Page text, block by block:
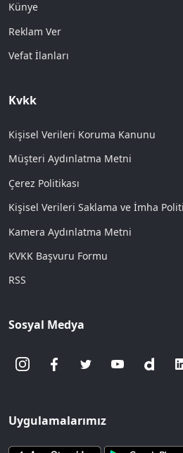
Künye
Reklam Ver
Vefat İlanları
Kvkk
Kişisel Verileri Koruma Kanunu
Müşteri Aydınlatma Metni
Çerez Politikası
Kişisel Verileri Saklama ve İmha
Kamera Aydınlatma Metni
KVKK Başvuru Formu
RSS
Sosyal Medya
Uygulamalarımız